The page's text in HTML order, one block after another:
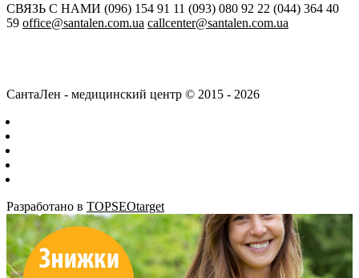
СВЯЗЬ С НАМИ (096) 154 91 11 (093) 080 92 22 (044) 364 40
59 office@santalen.com.ua callcenter@santalen.com.ua
СантаЛен - медицинский центр © 2015 - 2026
Разработано в TOPSEOtarget